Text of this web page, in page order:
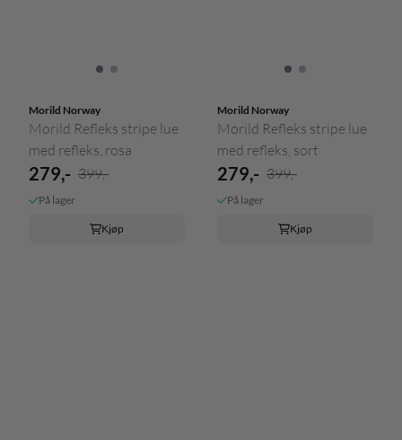
Morild Norway
Morild Refleks stripe lue
med refleks, rosa
279,- 399,-
På lager
Kjøp
Morild Norway
Morild Refleks stripe lue
med refleks, sort
279,- 399,-
På lager
Kjøp